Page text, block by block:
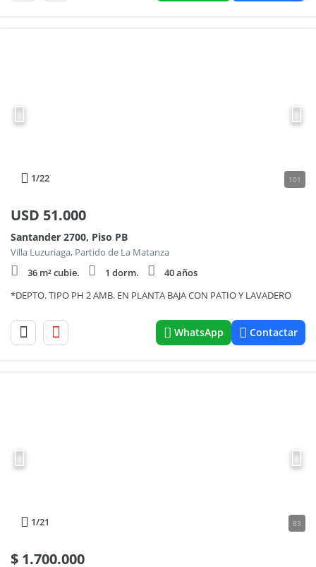
1/22 101
USD 51.000
Santander 2700, Piso PB
Villa Luzuriaga, Partido de La Matanza
36 m² cubie.
1 dorm.
40 años
*DEPTO. TIPO PH 2 AMB. EN PLANTA BAJA CON PATIO Y LAVADERO
WhatsApp Contactar
1/21 83
$ 1.700.000